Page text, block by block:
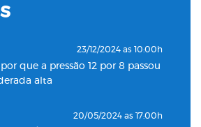
23/12/2024 as 10:00h
que a pressão 12 por 8 passou
alta
20/05/2024 as 17:00h